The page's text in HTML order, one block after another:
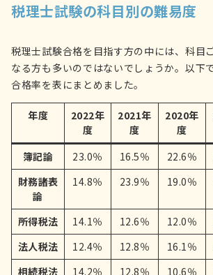
税理士試験の科目別の難易度
税理士試験合格を目指す方の中には、科目
なる方も多いのではないでしょうか。以下
合格率を表にまとめました。
年度
2022年
度
2021年
度
2020年
度
簿記論
23.0％ 16.5％ 22.6％
財務諸表
論
14.8％ 23.9％ 19.0％
所得税法 14.1％ 12.6％ 12.0％
法人税法
12.4％ 12.8％ 16.1％
相続税法
14.2％ 12.8％ 10.6％